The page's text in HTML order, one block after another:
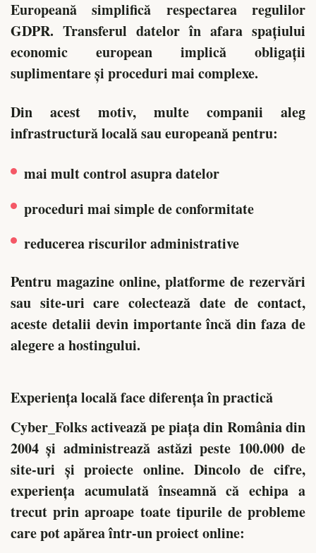
Europeană simplifică respectarea regulilor
GDPR. Transferul datelor în afara spațiului
economic european implică obligații
suplimentare și proceduri mai complexe.
Din acest motiv, multe companii aleg
infrastructură locală sau europeană pentru:
mai mult control asupra datelor
proceduri mai simple de conformitate
reducerea riscurilor administrative
Pentru magazine online, platforme de rezervări
sau site-uri care colectează date de contact,
aceste detalii devin importante încă din faza de
alegere a hostingului.
Experiența locală face diferența în practică
Cyber_Folks activează pe piața din România din
2004 și administrează astăzi peste 100.000 de
site-uri și proiecte online. Dincolo de cifre,
experiența acumulată înseamnă că echipa a
trecut prin aproape toate tipurile de probleme
care pot apărea într-un proiect online: